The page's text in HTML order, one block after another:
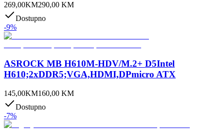
269,00KM290,00 KM
Dostupno
-9%
ASROCK MB H610M-HDV/M.2+ D5Intel
H610;2xDDR5;VGA,HDMI,DPmicro ATX
145,00KM160,00 KM
Dostupno
-7%